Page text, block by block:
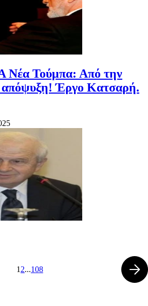
Νέα Τούμπα: Από την
απόψυξη! Έργο Κατσαρή.
1 2...108